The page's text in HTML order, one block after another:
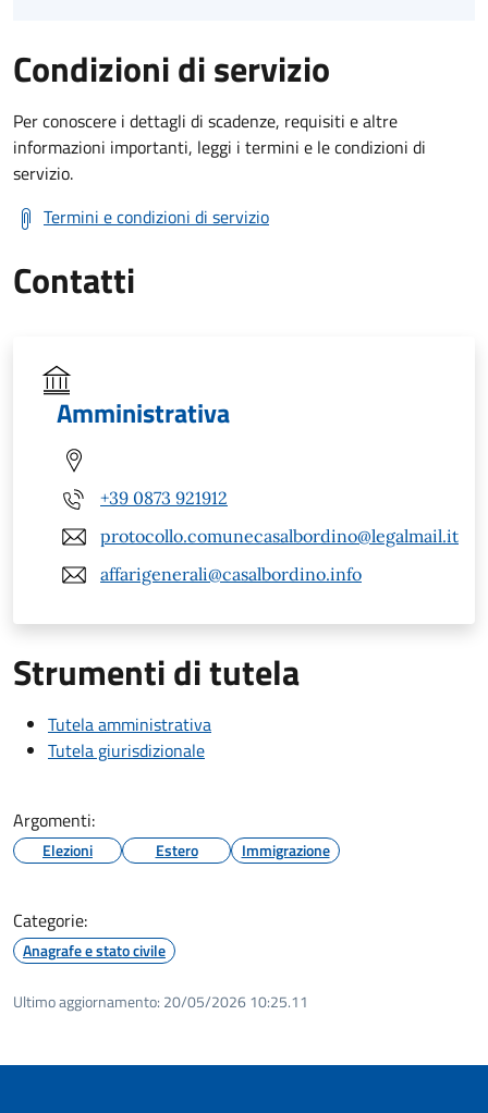
Condizioni di servizio
Per conoscere i dettagli di scadenze, requisiti e altre
informazioni importanti, leggi i termini e le condizioni di
servizio.
Termini e condizioni di servizio
Contatti
Amministrativa
+39 0873 921912
protocollo.comunecasalbordino@legalmail.it
affarigenerali@casalbordino.info
Strumenti di tutela
Tutela amministrativa
Tutela giurisdizionale
Argomenti:
Elezioni Estero Immigrazione
Categorie:
Anagrafe e stato civile
Ultimo aggiornamento: 20/05/2026 10:25.11